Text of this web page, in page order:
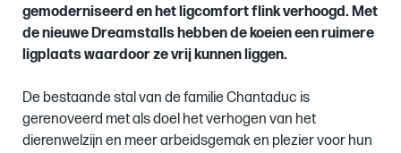
gemoderniseerd en het ligcomfort flink verhoogd. Met
de nieuwe Dreamstalls hebben de koeien een ruimere
ligplaats waardoor ze vrij kunnen liggen.
De bestaande stal van de familie Chantaduc is
gerenoveerd met als doel het verhogen van het
dierenwelzijn en meer arbeidsgemak en plezier voor hun